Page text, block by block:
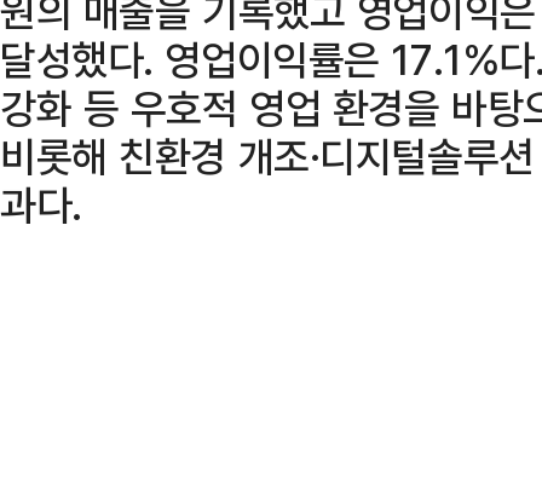
달성했다. 영업이익률은 17.1%
강화 등 우호적 영업 환경을 바
비롯해 친환경 개조·디지털솔루
과다.